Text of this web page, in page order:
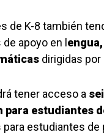
de K-8 también
apoyo en l
dirigidas
tener acceso a
para estudiantes
estudiantes de